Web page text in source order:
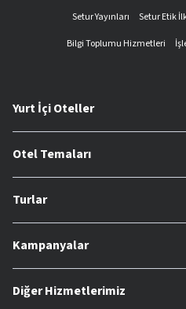
Setur Yayınları
Setur Etik
Bilgi Toplumu Hizmetleri
Yurt İçi Oteller
Otel Temaları
Turlar
Kampanyalar
Diğer Hizmetlerimiz